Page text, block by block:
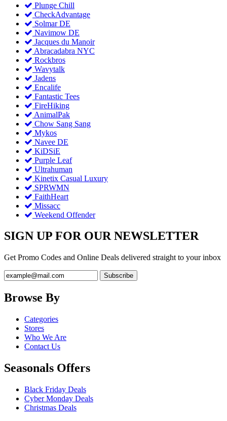
Plunge Chill
CheckAdvantage
Solmar DE
Navimow DE
Jacques du Manoir
Abracadabra NYC
Rockbros
Wavytalk
Jadens
Encalife
Fantastic Tees
FireHiking
AnimalPak
Chow Sang Sang
Mykos
Navee DE
KiDSiE
Purple Leaf
Ultrahuman
Kinetix Casual Luxury
SPRWMN
FaithHeart
Missacc
Weekend Offender
SIGN UP FOR OUR NEWSLETTER
Get Promo Codes and Online Deals delivered straight to your inbox
Browse By
Categories
Stores
Who We Are
Contact Us
Seasonals Offers
Black Friday Deals
Cyber Monday Deals
Christmas Deals